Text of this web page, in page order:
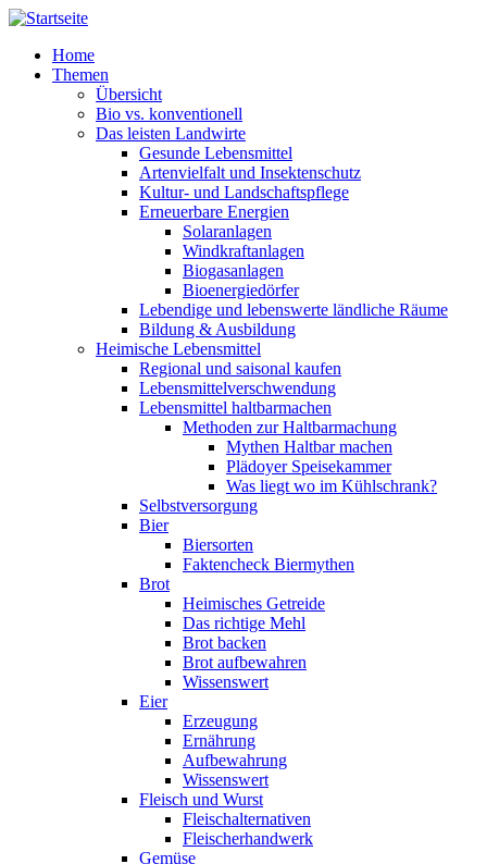
Direkt zum Inhalt
Home
Themen
Übersicht
Bio vs. konventionell
Das leisten Landwirte
Gesunde Lebensmittel
Artenvielfalt und Insektenschutz
Kultur- und Landschaftspflege
Erneuerbare Energien
Solaranlagen
Windkraftanlagen
Biogasanlagen
Bioenergiedörfer
Lebendige und lebenswerte ländliche Räume
Bildung & Ausbildung
Heimische Lebensmittel
Regional und saisonal kaufen
Lebensmittelverschwendung
Lebensmittel haltbarmachen
Methoden zur Haltbarmachung
Mythen Haltbar machen
Plädoyer Speisekammer
Was liegt wo im Kühlschrank?
Selbstversorgung
Bier
Biersorten
Faktencheck Biermythen
Brot
Heimisches Getreide
Das richtige Mehl
Brot backen
Brot aufbewahren
Wissenswert
Eier
Erzeugung
Ernährung
Aufbewahrung
Wissenswert
Fleisch und Wurst
Fleischalternativen
Fleischerhandwerk
Gemüse